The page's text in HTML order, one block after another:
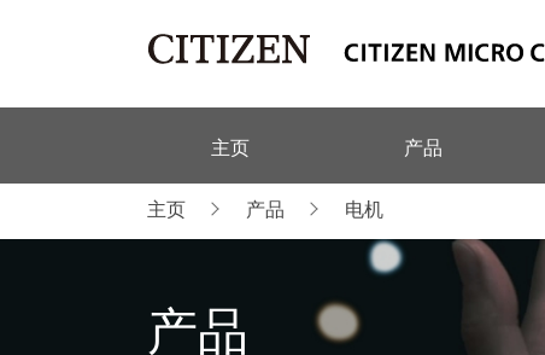
主页 产品
主页 产品 电机
产品